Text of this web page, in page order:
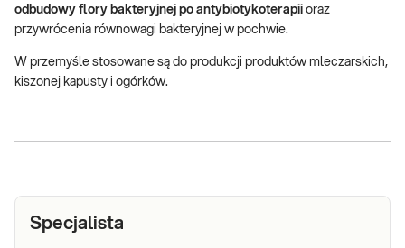
odbudowy flory bakteryjnej po antybiotykoterapii oraz
przywrócenia równowagi bakteryjnej w pochwie.
W przemyśle stosowane są do produkcji produktów mleczarskich,
kiszonej kapusty i ogórków.
Specjalista